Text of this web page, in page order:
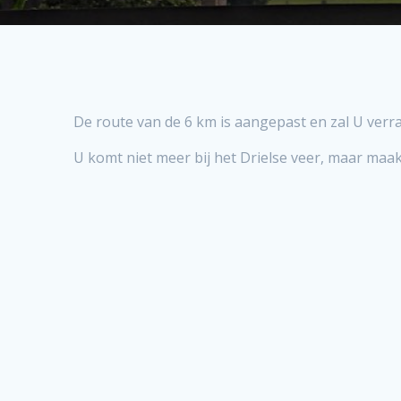
De route van de 6 km is aangepast en zal U
U komt niet meer bij het Drielse veer, maar